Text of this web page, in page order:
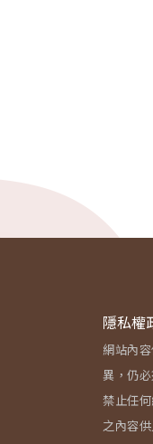
隱私權
網站內
異，仍
禁止任
之內容